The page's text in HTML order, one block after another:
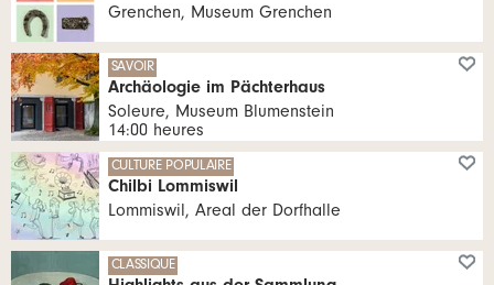
Grenchen, Museum Grenchen
SAVOIR
Archäologie im Pächterhaus
Soleure, Museum Blumenstein
14:00 heures
CULTURE POPULAIRE
Chilbi Lommiswil
Lommiswil, Areal der Dorfhalle
CLASSIQUE